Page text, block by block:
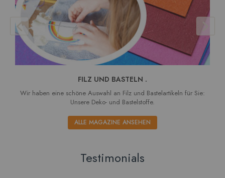
FILZ UND BASTELN .
Wir haben eine schöne Auswahl an Filz und Bastelartikeln für Sie:
Unsere Deko- und Bastelstoffe.
ALLE MAGAZINE ANSEHEN
Testimonials